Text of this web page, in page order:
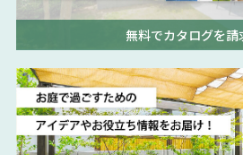
無料でカタログを請